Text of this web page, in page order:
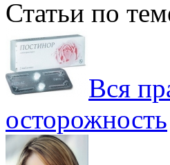
Статьи по
Вся
осторожность